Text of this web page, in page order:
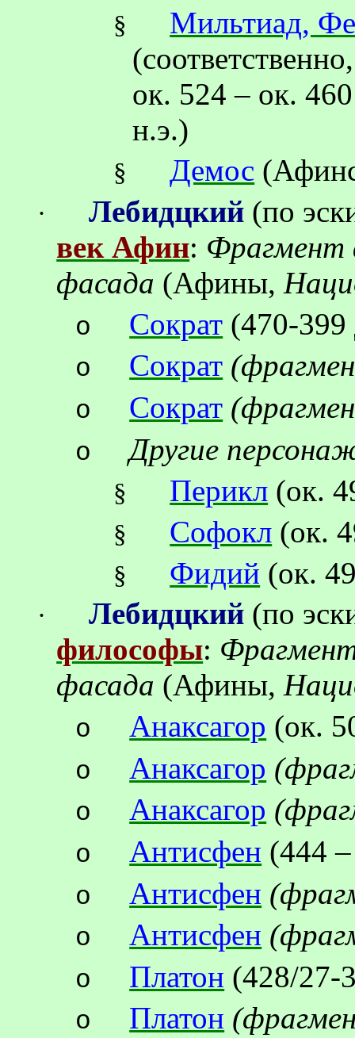
§
Мильтиад,
ок. 524 – ок.
н.э.)
§ Демос
· Лебидцкий (по
век Афин: Фрагмент
фасада (Афины,
o Сократ (470-399
o Сократ (
o Сократ
o Другие
§ Перикл (ок.
§ Софокл (ок.
§ Фидий (ок.
· Лебидцкий (по
философы:
фасада (Афины,
o Анаксагор (ок.
o Анаксагор (
o Анаксагор (
o Антисфен (444
o Антисфен (
o Антисфен (
o Платон (428/27-
o Платон (